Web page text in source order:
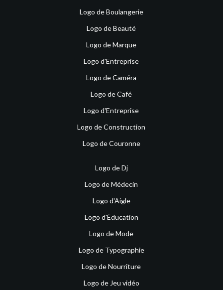
Logo de Boulangerie
Logo de Beauté
Logo de Marque
Logo d'Entreprise
Logo de Caméra
Logo de Café
Logo d'Entreprise
Logo de Construction
Logo de Couronne
Logo de Dj
Logo de Médecin
Logo d'Aigle
Logo d'Éducation
Logo de Mode
Logo de Typographie
Logo de Nourriture
Logo de Jeu vidéo